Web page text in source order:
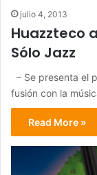
julio 4, 2013
Huazzteco
Sólo Jazz
– Se presenta el
fusión con la
Read More »